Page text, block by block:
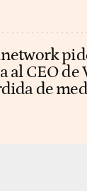
al CEO de
de